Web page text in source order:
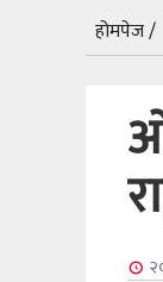
होमपेज /